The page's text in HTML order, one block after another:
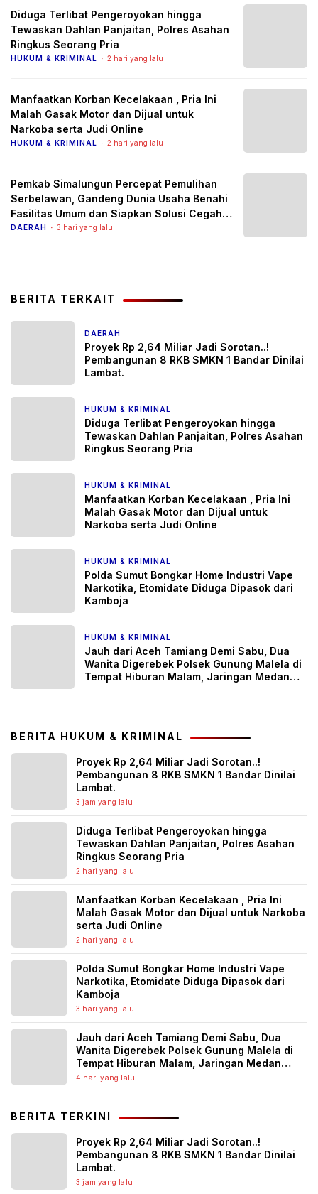
Diduga Terlibat Pengeroyokan hingga
Tewaskan Dahlan Panjaitan, Polres Asahan
Ringkus Seorang Pria
HUKUM & KRIMINAL 2 hari yang lalu
Manfaatkan Korban Kecelakaan , Pria Ini
Malah Gasak Motor dan Dijual untuk
Narkoba serta Judi Online
HUKUM & KRIMINAL 2 hari yang lalu
Pemkab Simalungun Percepat Pemulihan
Serbelawan, Gandeng Dunia Usaha Benahi
Fasilitas Umum dan Siapkan Solusi Cegah
Banjir Berulang
DAERAH 3 hari yang lalu
BERITA TERKAIT
DAERAH
Proyek Rp 2,64 Miliar Jadi Sorotan..!
Pembangunan 8 RKB SMKN 1 Bandar Dinilai
Lambat.
HUKUM & KRIMINAL
Diduga Terlibat Pengeroyokan hingga
Tewaskan Dahlan Panjaitan, Polres Asahan
Ringkus Seorang Pria
HUKUM & KRIMINAL
Manfaatkan Korban Kecelakaan , Pria Ini
Malah Gasak Motor dan Dijual untuk
Narkoba serta Judi Online
HUKUM & KRIMINAL
Polda Sumut Bongkar Home Industri Vape
Narkotika, Etomidate Diduga Dipasok dari
Kamboja
HUKUM & KRIMINAL
Jauh dari Aceh Tamiang Demi Sabu, Dua
Wanita Digerebek Polsek Gunung Malela di
Tempat Hiburan Malam, Jaringan Medan
BERITA HUKUM & KRIMINAL
Proyek Rp 2,64 Miliar Jadi Sorotan..!
Pembangunan 8 RKB SMKN 1 Bandar Dinilai
Lambat.
3 jam yang lalu
Diduga Terlibat Pengeroyokan hingga
Tewaskan Dahlan Panjaitan, Polres Asahan
Ringkus Seorang Pria
2 hari yang lalu
Manfaatkan Korban Kecelakaan , Pria Ini
Malah Gasak Motor dan Dijual untuk Narkoba
serta Judi Online
2 hari yang lalu
Polda Sumut Bongkar Home Industri Vape
Narkotika, Etomidate Diduga Dipasok dari
Kamboja
3 hari yang lalu
Jauh dari Aceh Tamiang Demi Sabu, Dua
Wanita Digerebek Polsek Gunung Malela di
Tempat Hiburan Malam, Jaringan Medan
Diburu
4 hari yang lalu
BERITA TERKINI
Proyek Rp 2,64 Miliar Jadi Sorotan..!
Pembangunan 8 RKB SMKN 1 Bandar Dinilai
Lambat.
3 jam yang lalu